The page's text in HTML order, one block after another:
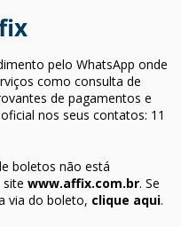
pelo WhatsApp onde
como consulta de
de pagamentos e
nos seus contatos: 11
boletos não está
site www.affix.com.br. Se
via do boleto, clique aqui.